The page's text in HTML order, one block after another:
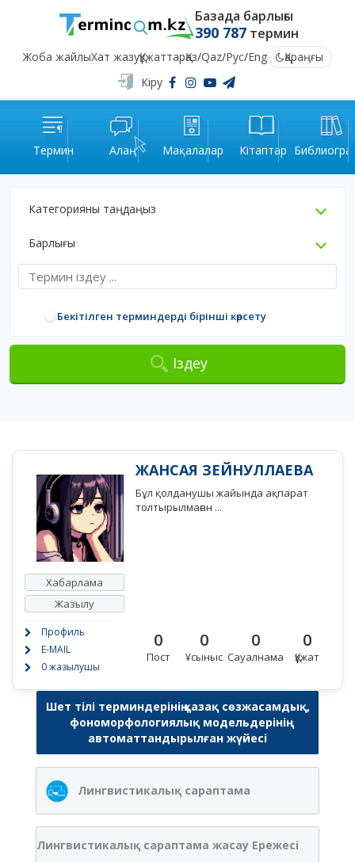
Базада барлығы
390 787термин
Жоба жайлыХат жазуҚұжаттарҚаз/Qaz/Рус/Eng
Қараңғы
Кіру
Термин Алаң Мақалалар Кітаптар
Категорияны таңдаңыз
Барлығы
Бекітілген терминдерді бірінші көрсету
Іздеу
Хабарлама
Жазылу
Профиль
E-MAIL
0 жазылушы
ЖАНСАЯ ЗЕЙНУЛЛАЕВА
Бұл қолданушы жайында ақпарат
толтырылмаған ...
0
Пост
0
Ұсыныс
0
Сауалнама
0
Құжат
Шет тілі терминдерінің қазақ сөзжасамдық,
фономорфологиялық модельдерінің
автоматтандырылған жүйесі
Лингвистикалық сараптама
Лингвистикалық сараптама жасау Ережесі